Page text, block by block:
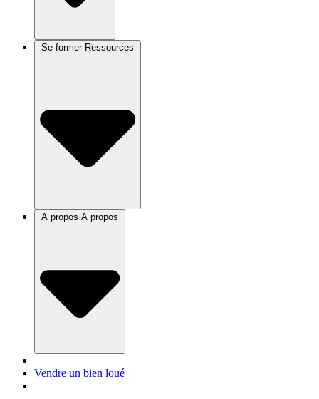
Se former
A propos
Vendre un bien loué